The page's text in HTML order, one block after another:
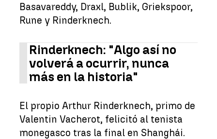
Basavareddy, Draxl, Bublik, Griekspoor,
Rune y Rinderknech.
Rinderknech: "Algo así no
volverá a ocurrir, nunca
más en la historia"
El propio Arthur Rinderknech, primo de
Valentin Vacherot, felicitó al tenista
monegasco tras la final en Shanghái.